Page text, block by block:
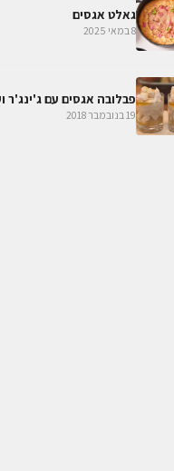
גאלט אגסים
8 במאי 2025
פבלובה אגסים עם ג'ינג'ר
19 בנובמבר 2018